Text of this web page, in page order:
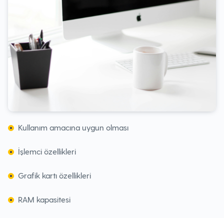
Kullanım amacına uygun olması
İşlemci özellikleri
Grafik kartı özellikleri
RAM kapasitesi